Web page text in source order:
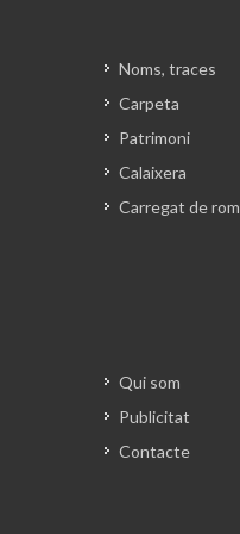
swing, el ballet
el seu espai i
tothom que
socis i no
normalitzant
produir l'any
Noms, traces
Carpeta
Patrimoni
Calaixera
Carregat de
Qui som
Publicitat
Contacte